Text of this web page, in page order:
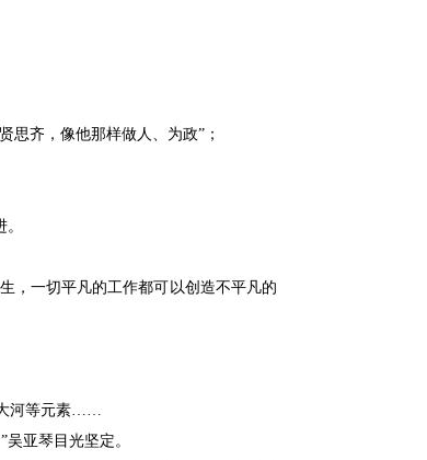
思齐，像他那样做人、为政”；
，一切平凡的工作都可以创造不平凡的
大河等元素……
亚琴目光坚定。